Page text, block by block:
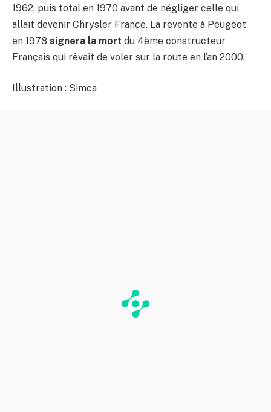
1962, puis total en 1970 avant de négliger celle qui
allait devenir Chrysler France. La revente à Peugeot
en 1978 signera la mort du 4ème constructeur
Français qui rêvait de voler sur la route en l’an 2000.
Illustration : Simca